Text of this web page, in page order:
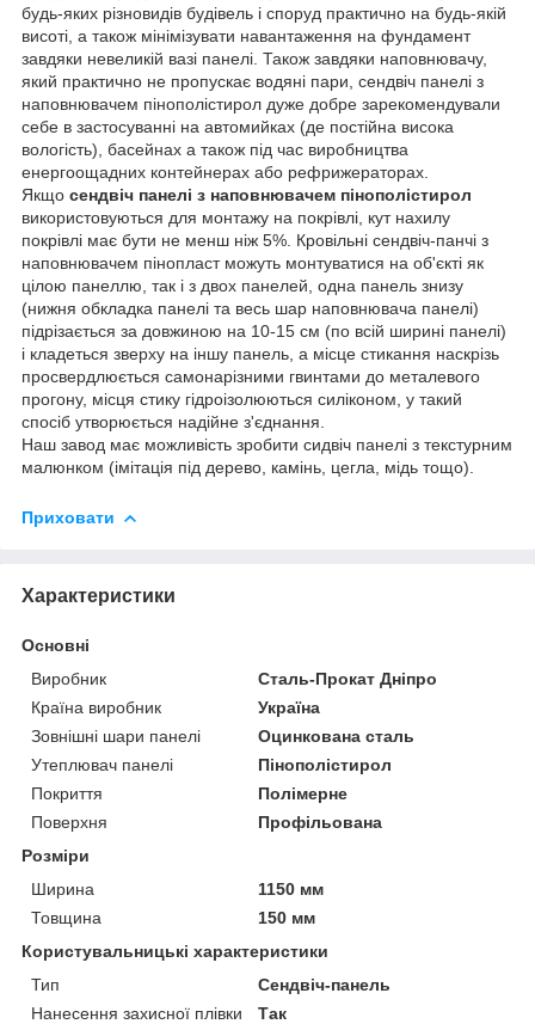
будь-яких різновидів будівель і споруд практично на будь-якій
висоті, а також мінімізувати навантаження на фундамент
завдяки невеликій вазі панелі. Також завдяки наповнювачу,
який практично не пропускає водяні пари, сендвіч панелі з
наповнювачем пінополістирол дуже добре зарекомендували
себе в застосуванні на автомийках (де постійна висока
вологість), басейнах а також під час виробництва
енергоощадних контейнерах або рефрижераторах.
Якщо сендвіч панелі з наповнювачем пінополістирол
використовуються для монтажу на покрівлі, кут нахилу
покрівлі має бути не менш ніж 5%. Кровільні сендвіч-панчі з
наповнювачем пінопласт можуть монтуватися на об'єкті як
цілою панеллю, так і з двох панелей, одна панель знизу
(нижня обкладка панелі та весь шар наповнювача панелі)
підрізається за довжиною на 10-15 см (по всій ширині панелі)
і кладеться зверху на іншу панель, а місце стикання наскрізь
просвердлюється самонарізними гвинтами до металевого
прогону, місця стику гідроізолюються силіконом, у такий
спосіб утворюється надійне з'єднання.
Наш завод має можливість зробити сидвіч панелі з текстурним
малюнком (імітація під дерево, камінь, цегла, мідь тощо).
Приховати
Характеристики
Основні
Виробник
Сталь-Прокат Дніпро
Країна виробник
Україна
Зовнішні шари панелі
Оцинкована сталь
Утеплювач панелі
Пінополістирол
Покриття
Полімерне
Поверхня
Профільована
Розміри
Ширина
1150 мм
Товщина
150 мм
Користувальницькі характеристики
Тип
Сендвіч-панель
Нанесення захисної плівки
Так